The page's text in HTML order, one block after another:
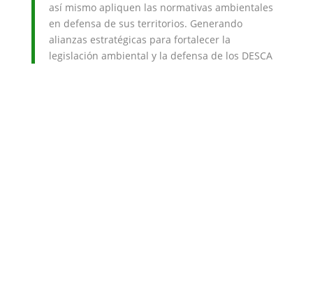
así mismo apliquen las normativas ambientales
en defensa de sus territorios. Generando
alianzas estratégicas para fortalecer la
legislación ambiental y la defensa de los DESCA